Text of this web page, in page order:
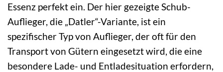
Essenz perfekt ein. Der hier gezeigte Schub-
Auflieger, die „Datler“-Variante, ist ein
spezifischer Typ von Auflieger, der oft für den
Transport von Gütern eingesetzt wird, die eine
besondere Lade- und Entladesituation erfordern,